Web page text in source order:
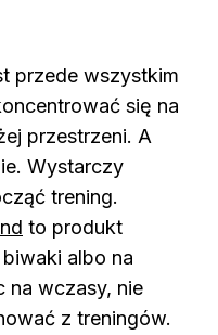
przede wszystkim
się na
przestrzeni. A
Wystarczy
trening.
to produkt
albo na
na wczasy, nie
z treningów.